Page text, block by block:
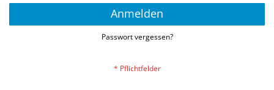
Anmelden
Passwort vergessen?